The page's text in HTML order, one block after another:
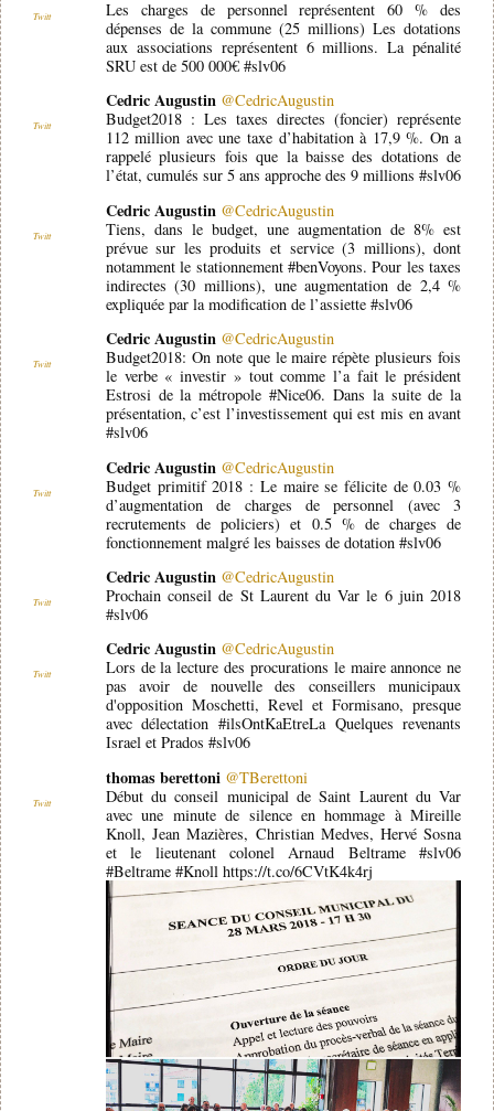
Twitt
Les charges de personnel représentent 60 % des
dépenses de la commune (25 millions) Les dotations
aux associations représentent 6 millions. La pénalité
SRU est de 500 000€ #slv06
Twitt
Cedric Augustin @CedricAugustin
Budget2018 : Les taxes directes (foncier) représente
112 million avec une taxe d’habitation à 17,9 %. On a
rappelé plusieurs fois que la baisse des dotations de
l’état, cumulés sur 5 ans approche des 9 millions #slv06
Twitt
Cedric Augustin @CedricAugustin
Tiens, dans le budget, une augmentation de 8% est
prévue sur les produits et service (3 millions), dont
notamment le stationnement #benVoyons. Pour les taxes
indirectes (30 millions), une augmentation de 2,4 %
expliquée par la modification de l’assiette #slv06
Twitt
Cedric Augustin @CedricAugustin
Budget2018: On note que le maire répète plusieurs fois
le verbe « investir » tout comme l’a fait le président
Estrosi de la métropole #Nice06. Dans la suite de la
présentation, c’est l’investissement qui est mis en avant
#slv06
Twitt
Cedric Augustin @CedricAugustin
Budget primitif 2018 : Le maire se félicite de 0.03 %
d’augmentation de charges de personnel (avec 3
recrutements de policiers) et 0.5 % de charges de
fonctionnement malgré les baisses de dotation #slv06
Twitt
Cedric Augustin @CedricAugustin
Prochain conseil de St Laurent du Var le 6 juin 2018
#slv06
Twitt
Cedric Augustin @CedricAugustin
Lors de la lecture des procurations le maire annonce ne
pas avoir de nouvelle des conseillers municipaux
d'opposition Moschetti, Revel et Formisano, presque
avec délectation #ilsOntKaEtreLa Quelques revenants
Israel et Prados #slv06
Twitt
thomas berettoni @TBerettoni
Début du conseil municipal de Saint Laurent du Var
avec une minute de silence en hommage à Mireille
Knoll, Jean Mazières, Christian Medves, Hervé Sosna
et le lieutenant colonel Arnaud Beltrame #slv06
#Beltrame #Knoll https://t.co/6CVtK4k4rj